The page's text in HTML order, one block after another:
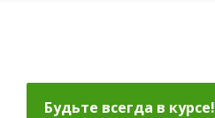
Будьте всегда в курсе!